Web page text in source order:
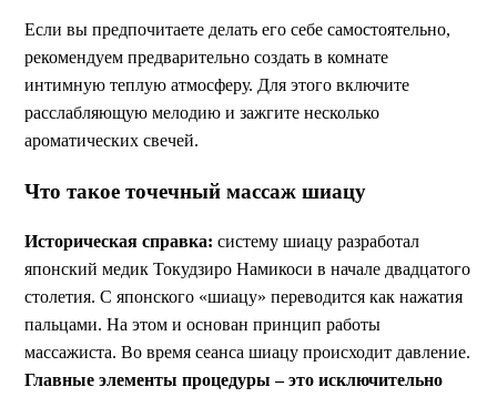
Если вы предпочитаете делать его себе самостоятельно,
рекомендуем предварительно создать в комнате
интимную теплую атмосферу. Для этого включите
расслабляющую мелодию и зажгите несколько
ароматических свечей.
Что такое точечный массаж шиацу
Историческая справка: систему шиацу разработал
японский медик Токудзиро Намикоси в начале двадцатого
столетия. С японского «шиацу» переводится как нажатия
пальцами. На этом и основан принцип работы
массажиста. Во время сеанса шиацу происходит давление.
Главные элементы процедуры – это исключительно